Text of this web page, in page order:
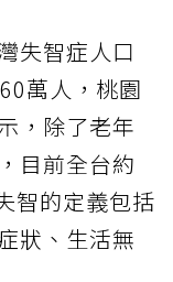
失智症人口
萬人，桃園
，除了老年
，目前全台約
智的定義包括
狀、生活無